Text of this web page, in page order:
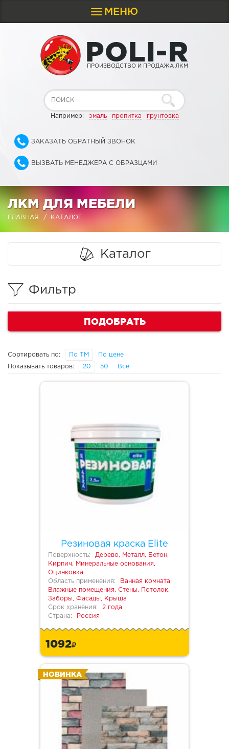
Toggle
navigation
МЕНЮ
POLI-R
ПРОИЗВОДСТВО И ПРОДАЖА ЛКМ
Например: эмаль пропитка грунтовка
ЗАКАЗАТЬ ОБРАТНЫЙ ЗВОНОК
ВЫЗВАТЬ МЕНЕДЖЕРА С ОБРАЗЦАМИ
ЛКМ ДЛЯ МЕБЕЛИ
ГЛАВНАЯ КАТАЛОГ
Каталог
Фильтр
ПОДОБРАТЬ
Сортировать по: По ТМ По цене
Показывать товаров: 20 50 Все
Резиновая краска Elite
Поверхность:
Дерево, Металл, Бетон,
Кирпич, Минеральные основания,
Оцинковка
Область применения:
Ванная комната,
Влажные помещения, Стены, Потолок,
Заборы, Фасады, Крыша
Срок хранения:
2 года
Страна:
Россия
1092
НОВИНКА